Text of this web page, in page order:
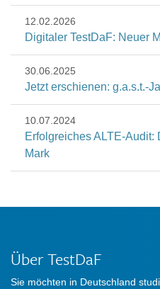
12.02.2026
Digitaler TestDaF: Neuer
30.06.2025
Jetzt erschienen: g.a.s.t.-
10.07.2024
Erfolgreiches ALTE-Audit:
Mark
Über TestDaF
Sie möchten in Deutschland